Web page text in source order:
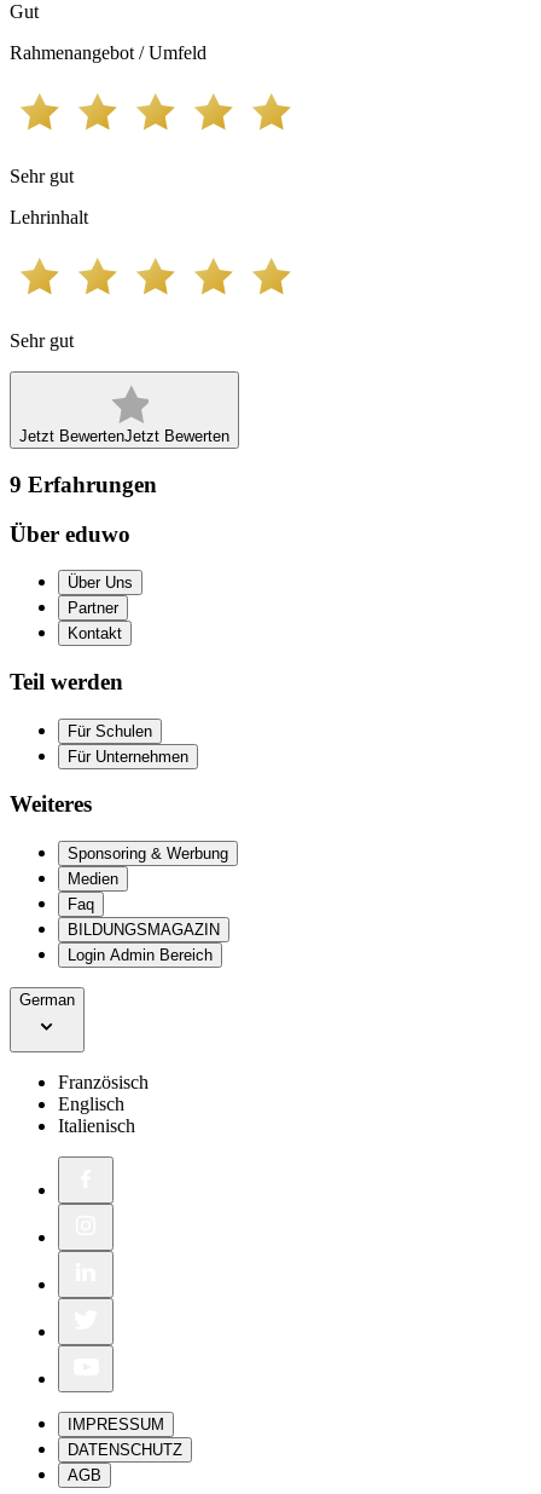
Gut
Rahmenangebot / Umfeld
Sehr gut
Lehrinhalt
Sehr gut
Jetzt BewertenJetzt Bewerten
9 Erfahrungen
Über eduwo
Über Uns
Partner
Kontakt
Teil werden
Für Schulen
Für Unternehmen
Weiteres
Sponsoring & Werbung
Medien
Faq
BILDUNGSMAGAZIN
Login Admin Bereich
German
Französisch
Englisch
Italienisch
IMPRESSUM
DATENSCHUTZ
AGB